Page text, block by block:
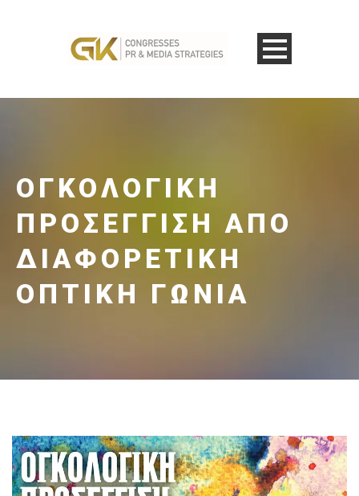
ΟΓΚΟΛΟΓΙΚΉ
ΠΡΟΣΈΓΓΙΣΗ ΑΠΌ
ΔΙΑΦΟΡΕΤΙΚΉ
ΟΠΤΙΚΉ ΓΩΝΊΑ